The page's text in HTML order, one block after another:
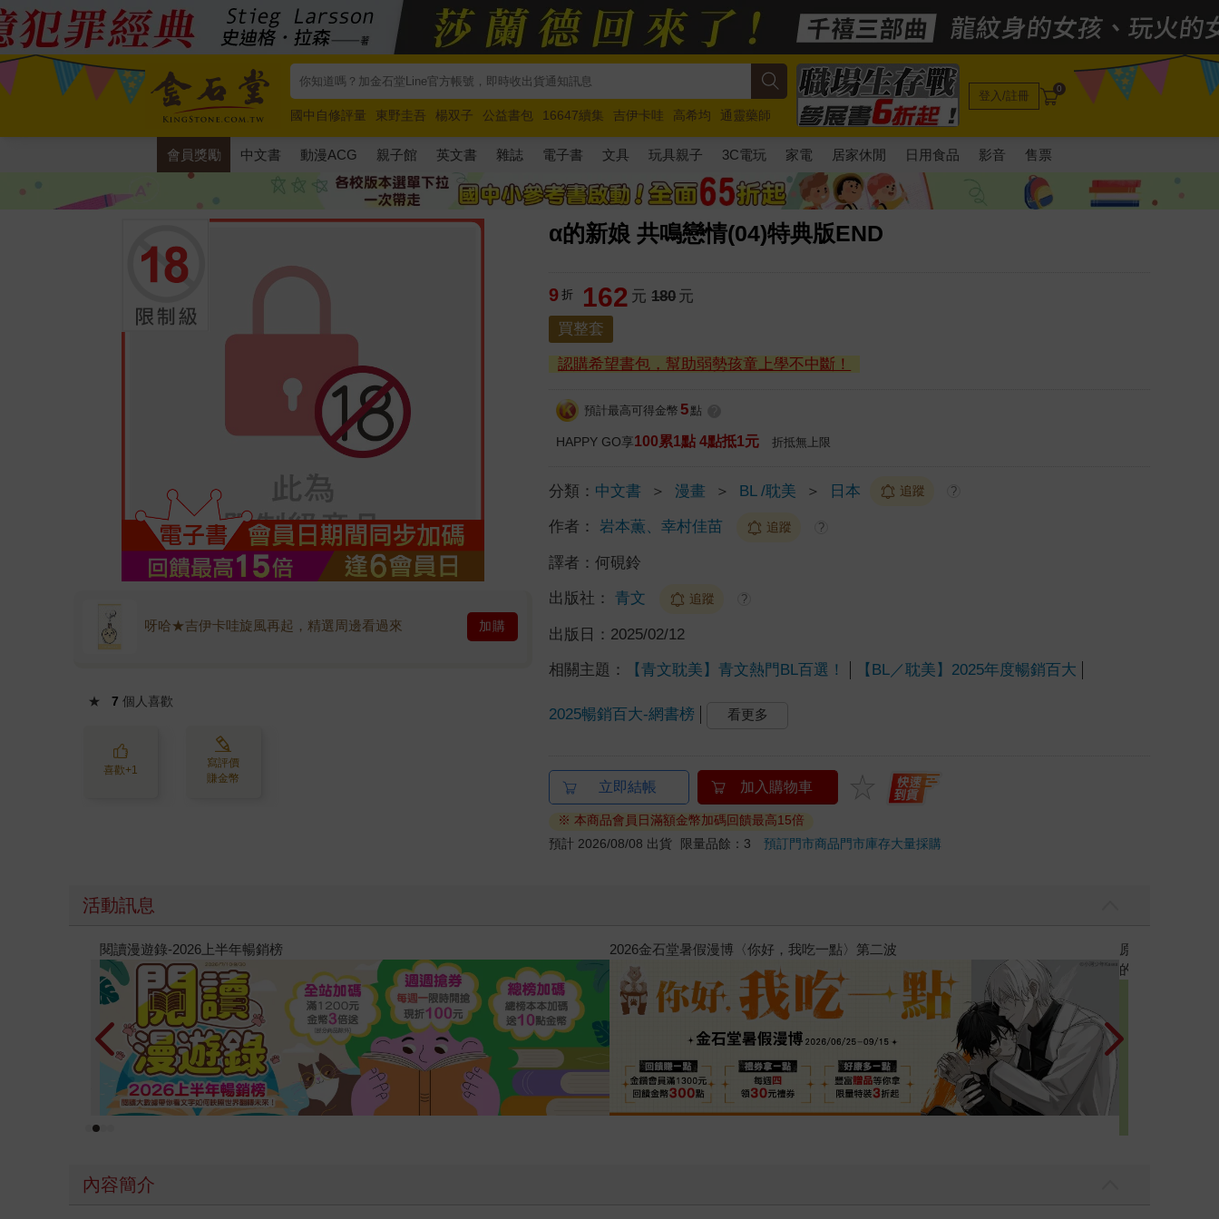
國中自修評量 東野圭吾 楊双子 公益書包 16647續集 吉伊卡哇 高希均
通靈藥師
唯紅花綻放
奧德賽 路邊攤新作 馬斯克 玩具總動員5 超慢跑
登入/註冊 0
會員獎勵 中文書 動漫ACG 親子館 英文書 雜誌 電子書 文具 玩具親子 3C電玩 家電 居家休閒 日用食品 影音 售票
α的新娘 共鳴戀情(04)特典版END
呀哈★吉伊卡哇旋風再起，精選周邊看過來 加購
★ 7 個人喜歡
喜歡+1
寫評價
賺金幣
9 折 162 元 180 元
買整套
認購希望書包，幫助弱勢孩童上學不中斷！
預計最高可得金幣 5 點
HAPPY GO享100累1點 4點抵1元 折抵無上限
分類： 中文書 ＞ 漫畫 ＞ BL /耽美 ＞ 日本 追蹤 ?
作者： 岩本薫、幸村佳苗 追蹤 ?
譯者：何硯鈴
出版社： 青文 追蹤 ?
出版日： 2025/02/12
相關主題： 【青文耽美】青文熱門BL百選！ 【BL／耽美】2025年度暢銷百大
2025暢銷百大-網書榜 看更多
立即結帳 加入購物車
※ 本商品會員日滿額金幣加碼回饋最高15倍
預計 2026/08/08 出貨
限量品餘：3預訂門市商品門市庫存大量採購
活動訊息
原本只是跟全校第一美少女商量彼此摯友的戀愛煩惱，不知不覺間她竟成為我最親近
的存在（１）
攻殼機動隊 (1995) 4K數位修復版 黃色書刊回來
內容簡介